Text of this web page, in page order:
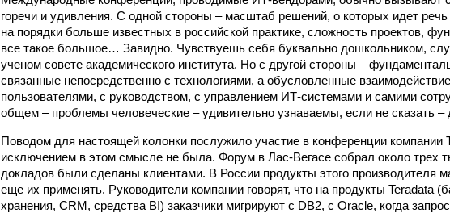
горечи и удивления. С одной стороны – масштаб решений, о которых идет
на порядки больше известных в российской практике, сложность проектов,
все такое большое… Завидно. Чувствуешь себя буквально дошкольником,
ученом совете академического института. Но с другой стороны –
связанные непосредственно с технологиями, а обусловленные
пользователями, с руководством, с управлением ИТ-системами и самими
общем – проблемы человеческие – удивительно узнаваемы, если не сказать
Поводом для настоящей колонки послужило участие в конференции компании
исключением в этом смысле не была. Форум в Лас-Вегасе собрал около трех
докладов были сделаны клиентами. В России продукты этого производителя
еще их применять. Руководители компании говорят, что на продукты Teradata
хранения, CRM, средства BI) заказчики мигрируют с DB2, c Oracle, когда